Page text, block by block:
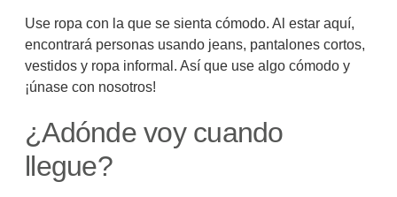
Use ropa con la que se sienta cómodo. Al estar aquí,
encontrará personas usando jeans, pantalones cortos,
vestidos y ropa informal. Así que use algo cómodo y
¡únase con nosotros!
¿Adónde voy cuando
llegue?